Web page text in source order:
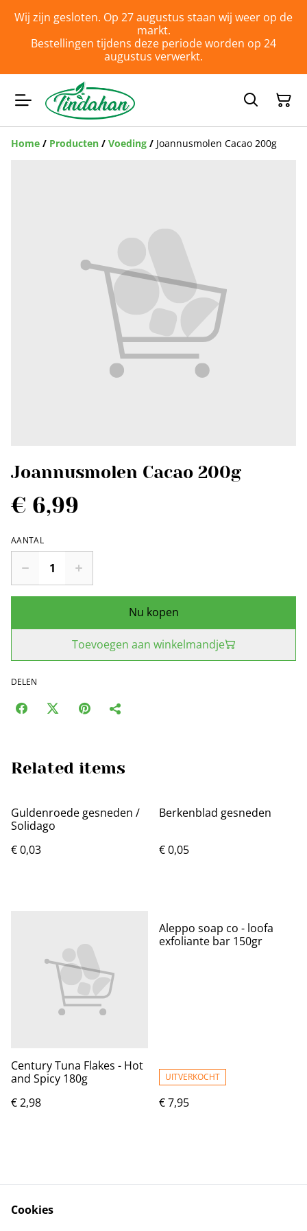
Wij zijn gesloten. Op 27 augustus staan wij weer op de
markt.
Bestellingen tijdens deze periode worden op 24
augustus verwerkt.
Home / Producten / Voeding / Joannusmolen Cacao 200g
Joannusmolen Cacao 200g
€ 6,99
AANTAL
Nu kopen
Toevoegen aan winkelmandje
DELEN
Related items
Guldenroede gesneden /
Solidago
€ 0,03
Berkenblad gesneden
€ 0,05
Century Tuna Flakes - Hot
and Spicy 180g
€ 2,98
Aleppo soap co - loofa
exfoliante bar 150gr
UITVERKOCHT
€ 7,95
Cookies